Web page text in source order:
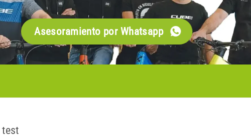
Asesoramiento por Whatsapp
test